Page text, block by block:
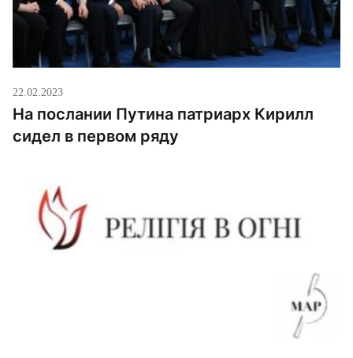
22.02.2023
На послании Путина патриарх Кирилл
сидел в первом ряду